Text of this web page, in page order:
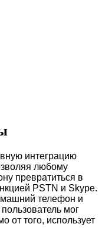
интеграцию
любому
превратиться в
PSTN и Skype.
телефон и
мог
от того, использует